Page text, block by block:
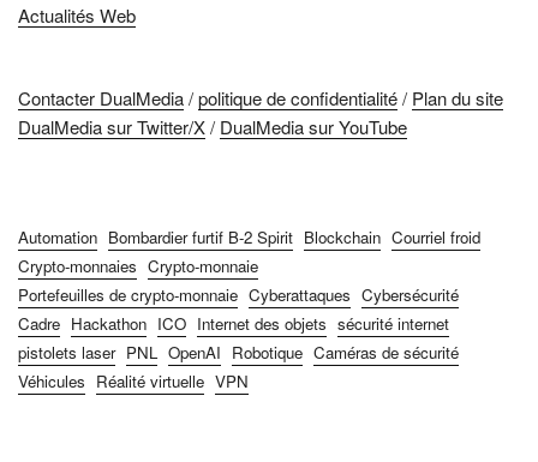
Actualités Web
Contacter DualMedia/politique de confidentialité/ Plan du site
DualMedia sur Twitter/X/ DualMedia sur YouTube
Automation Bombardier furtif B-2 Spirit Blockchain Courriel froid
Crypto-monnaies Crypto-monnaie
Portefeuilles de crypto-monnaie Cyberattaques Cybersécurité
Cadre Hackathon ICO Internet des objets sécurité internet
pistolets laser PNL OpenAI Robotique Caméras de sécurité
Véhicules Réalité virtuelle VPN